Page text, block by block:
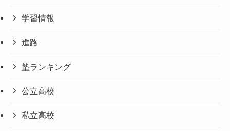
学習情報
進路
塾ランキング
公立高校
私立高校